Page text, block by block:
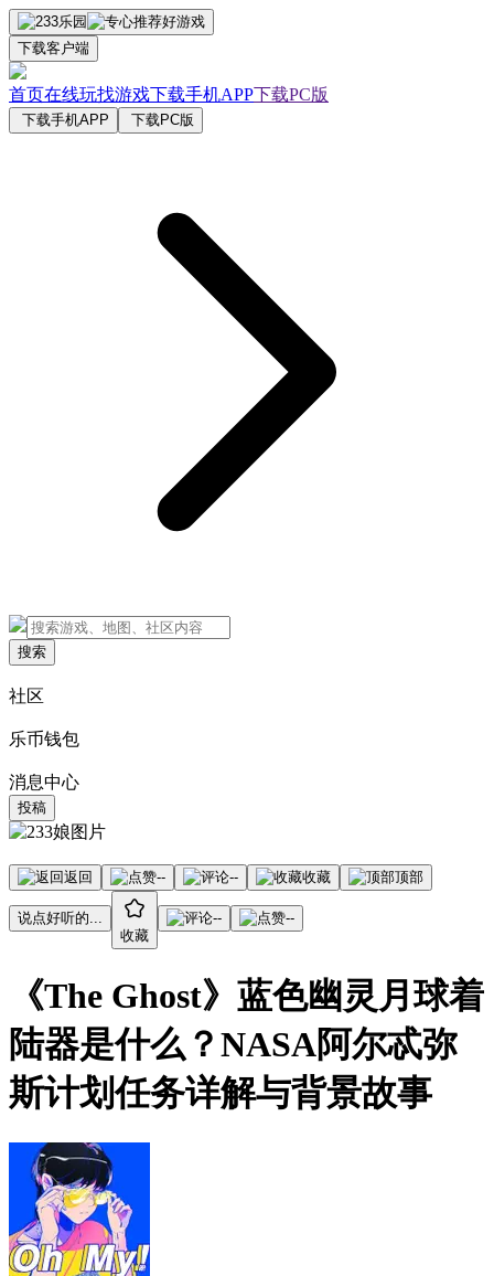
下载客户端
首页在线玩找游戏下载手机APP下载PC版
下载手机APP 下载PC版
搜索
社区
乐币钱包
消息中心
投稿
返回 -- -- 收藏 顶部
说点好听的...
收藏
-- --
《The Ghost》蓝色幽灵月球着
陆器是什么？NASA阿尔忒弥
斯计划任务详解与背景故事